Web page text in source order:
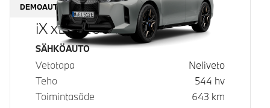
DEMOAUTO
iX xDrive60
Käyttövoima
SÄHKÖAUTO
Vetotapa
Neliveto
Teho
544 hv
Toimintasäde
643 km